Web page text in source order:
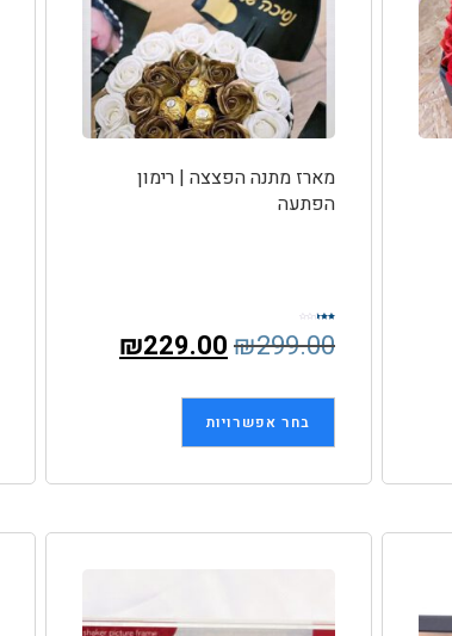
מארז מתנה הפצצה | רימון
הפתעה
מתוך
₪299.00
₪229.00
בחר אפשרויות